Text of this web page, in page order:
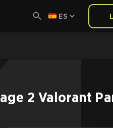
ES
2 Valorant